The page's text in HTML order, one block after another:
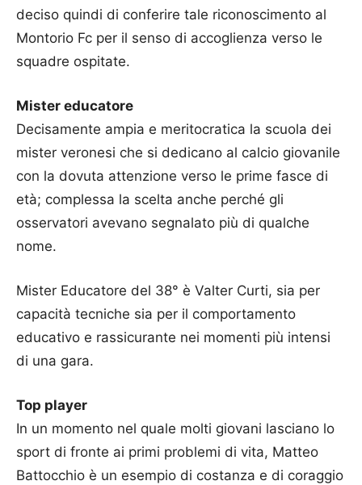
deciso quindi di conferire tale riconoscimento al
Montorio Fc per il senso di accoglienza verso le
squadre ospitate.
Mister educatore
Decisamente ampia e meritocratica la scuola dei
mister veronesi che si dedicano al calcio giovanile
con la dovuta attenzione verso le prime fasce di
età; complessa la scelta anche perché gli
osservatori avevano segnalato più di qualche
nome.
Mister Educatore del 38° è Valter Curti, sia per
capacità tecniche sia per il comportamento
educativo e rassicurante nei momenti più intensi
di una gara.
Top player
In un momento nel quale molti giovani lasciano lo
sport di fronte ai primi problemi di vita, Matteo
Battocchio è un esempio di costanza e di coraggio